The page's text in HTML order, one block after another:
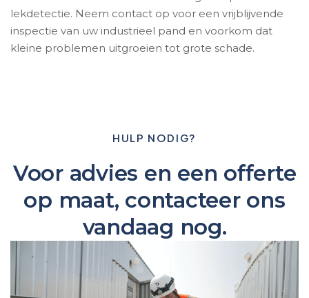
lekdetectie. Neem contact op voor een vrijblijvende
inspectie van uw industrieel pand en voorkom dat
kleine problemen uitgroeien tot grote schade.
HULP NODIG?
Voor advies en een offerte
op maat, contacteer ons
vandaag nog.